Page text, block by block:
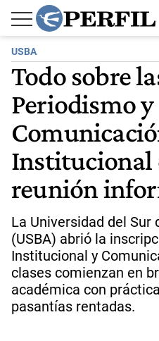
USBA
Todo sobre
Periodismo y
Institucional
reunión
La Universidad del Sur
(USBA) abrió la
Institucional y
clases comienzan en
académica con
pasantías rentadas.